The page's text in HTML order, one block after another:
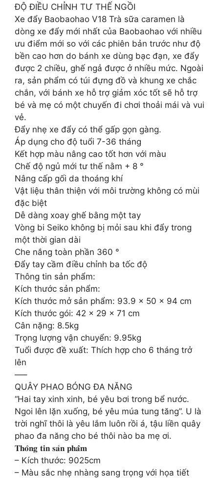
ĐỘ ĐIỀU CHỈNH TƯ THẾ NGỒI
Xe đẩy Baobaohao V18 Trà sữa caramen là
dòng xe đẩy mới nhất của Baobaohao với nhiều
ưu điểm mới so với các phiên bản trước như độ
bền cao hơn do bánh xe dùng bạc đạn, xe đẩy
được 2 chiều, ghế ngả được ở nhiều mức. Ngoài
ra, sản phẩm có túi đựng đồ và khung xe chắc
chắn, với bánh xe hỗ trợ giảm xóc tốt sẽ hỗ trợ
bé và mẹ có một chuyến đi chơi thoải mái và vui
vẻ.
Đẩy nhẹ xe đẩy có thể gấp gọn gàng.
Áp dụng cho độ tuổi 7-36 tháng
Kết hợp màu nâng cao tốt hơn với màu
Chế độ ngủ mới tư thế nằm + 8 °
Nâng cấp gối da thoáng khí
Vật liệu thân thiện với môi trường không có mùi
đặc biệt
Dễ dàng xoay ghế bằng một tay
Vòng bi Seiko không bị mỏi sau khi đẩy trong
một thời gian dài
Che nắng toàn phần 360 °
Đẩy tay cầm điều chỉnh ba tốc độ
Thông tin sản phẩm:
Kích thước sản phẩm:
Kích thước mở sản phẩm: 93.9 x 50 x 94 cm
Kích thước gói: 42 x 29 x 71 cm
Cân nặng: 8.5kg
Trọng lượng vận chuyển: 9.95kg
Tuổi được đề xuất: Thích hợp cho 6 tháng trở
lên
—–
QUÂY PHAO BÓNG ĐA NĂNG
“Hai tay xinh xinh, bé yêu bơi trong bể nước.
Ngoi lên lặn xuống, bé yêu múa tung tăng”. U là
trời nghĩ thôi là yêu lắm luôn rồi á, tậu liền quây
phao đa năng cho bé thôi nào ba mẹ ơi.
𝐓𝐡𝐨̂𝐧𝐠 𝐭𝐢𝐧 𝐬𝐚̉𝐧 𝐩𝐡𝐚̂̉𝐦
– Kích thước: 9025cm
– Màu sắc nhẹ nhàng sang trọng với họa tiết